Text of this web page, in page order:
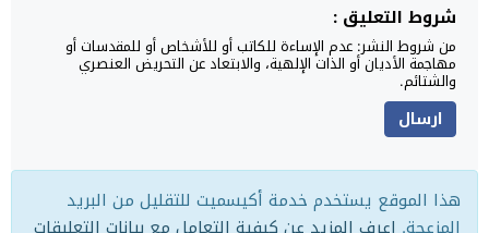
شروط التعليق :
من شروط النشر: عدم الإساءة للكاتب أو للأشخاص أو للمقدسات أو
مهاجمة الأديان أو الذات الإلهية، والابتعاد عن التحريض العنصري
والشتائم.
هذا الموقع يستخدم خدمة أكيسميت للتقليل من البريد